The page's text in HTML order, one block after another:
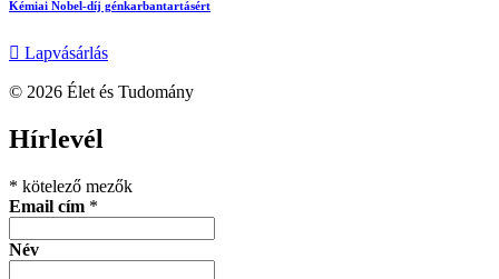
Kémiai Nobel-díj génkarbantartásért
Lapvásárlás
© 2026 Élet és Tudomány
facebook-
1
youtube-
1
email
Hírlevél
* kötelező mezők
Email cím *
Név